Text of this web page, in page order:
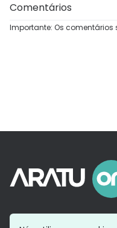
Comentários
Importante: Os